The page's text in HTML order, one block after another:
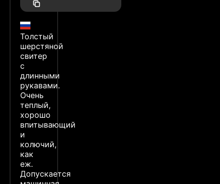
Толстый
шерстяной
свитер
с
длинными
рукавами.
Очень
теплый,
хорошо
впитывающий
и
колючий,
как
еж.
Допускается